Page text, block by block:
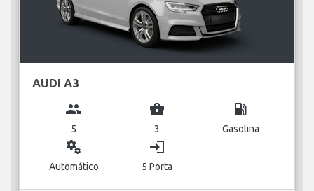
AUDI A3
group
5
business_center
3
local_gas_station
Gasolina
miscellaneous_services
Automático
login
5 Porta